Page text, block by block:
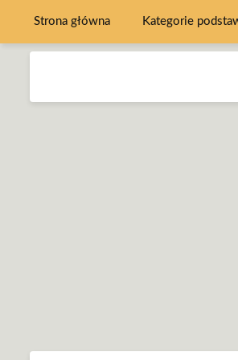
Strona główna Kategorie